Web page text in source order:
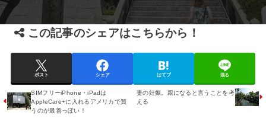
この記事のシェアはこちらから！
ポスト シェア はてブ 送る
SIMフリーiPhone・iPadは
AppleCare+に入れるアメリカで買
うのが最善っぽい！
妻の妊娠。親になると言うことを考
える